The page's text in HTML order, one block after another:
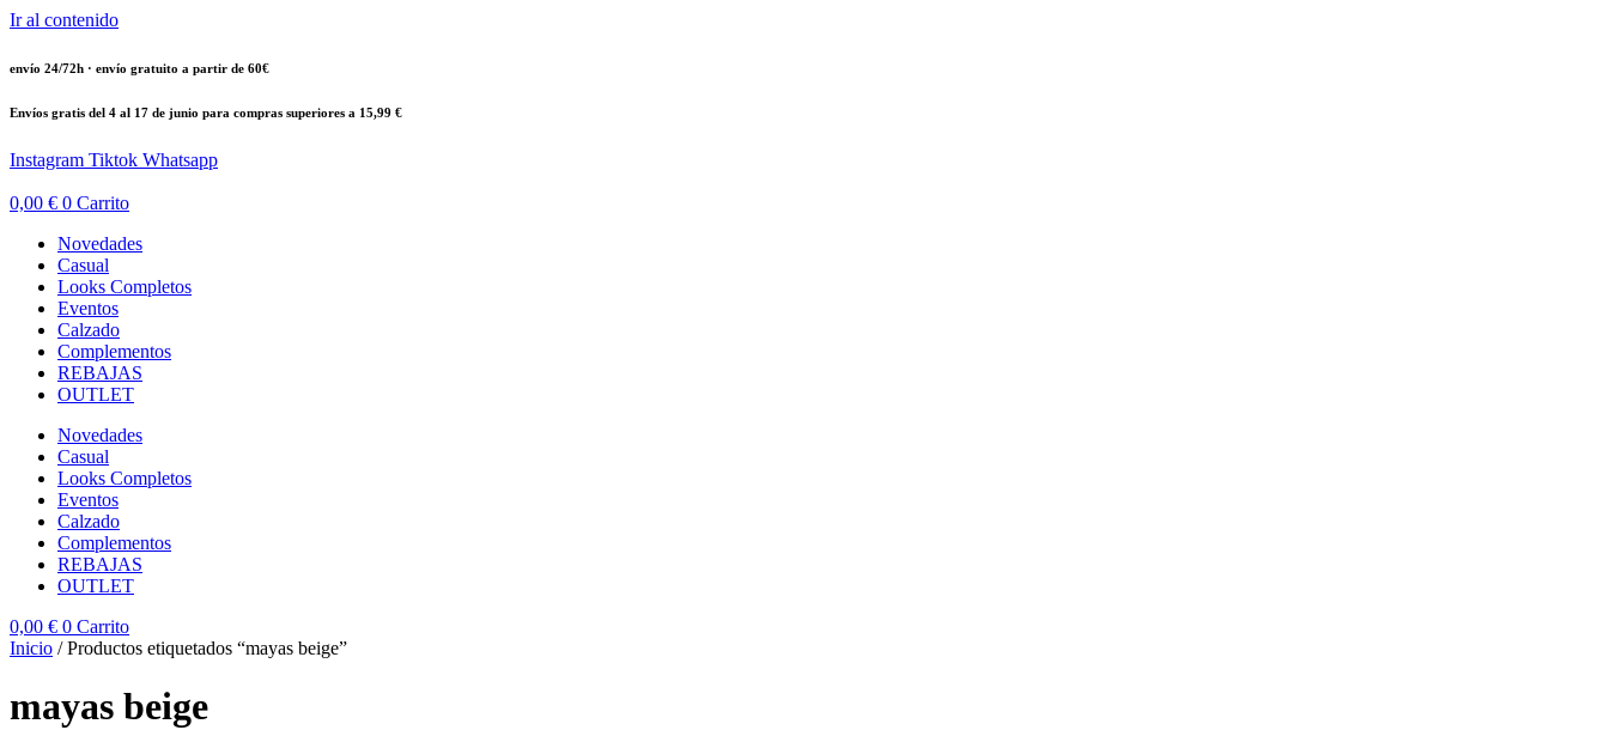
Ir al contenido
envío 24/72h · envío gratuito a partir de 60€
Envíos gratis del 4 al 17 de junio para compras superiores a 15,99 €
Instagram Tiktok Whatsapp
0,00 € 0 Carrito
Novedades
Casual
Looks Completos
Eventos
Calzado
Complementos
REBAJAS
OUTLET
Novedades
Casual
Looks Completos
Eventos
Calzado
Complementos
REBAJAS
OUTLET
0,00 € 0 Carrito
Inicio / Productos etiquetados “mayas beige”
mayas beige